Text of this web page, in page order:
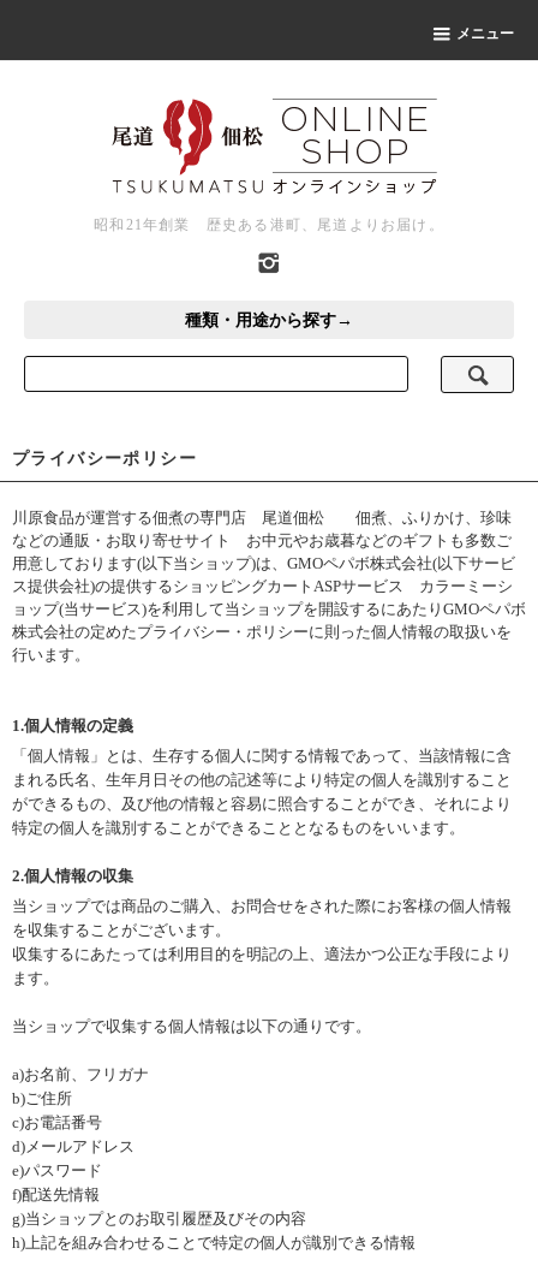
メニュー
昭和21年創業 歴史ある港町、尾道よりお届け。
種類・用途から探す→
プライバシーポリシー
川原食品が運営する佃煮の専門店 尾道佃松 佃煮、ふりかけ、珍味
などの通販・お取り寄せサイト お中元やお歳暮などのギフトも多数ご
用意しております(以下当ショップ)は、 GMOペパボ株式会社(以下サービ
ス提供会社)の提供するショッピングカートASPサービス カラーミーシ
ョップ(当サービス)を利用して当ショップを開設するにあたりGMOペパボ
株式会社の定めたプライバシー・ポリシーに則った個人情報の取扱いを
行います。
1.個人情報の定義
「個人情報」とは、生存する個人に関する情報であって、当該情報に含
まれる氏名、生年月日その他の記述等により特定の個人を識別すること
ができるもの、及び他の情報と容易に照合することができ、それにより
特定の個人を識別することができることとなるものをいいます。
2.個人情報の収集
当ショップでは商品のご購入、お問合せをされた際にお客様の個人情報
を収集することがございます。
収集するにあたっては利用目的を明記の上、適法かつ公正な手段により
ます。
当ショップで収集する個人情報は以下の通りです。
a)お名前、フリガナ
b)ご住所
c)お電話番号
d)メールアドレス
e)パスワード
f)配送先情報
g)当ショップとのお取引履歴及びその内容
h)上記を組み合わせることで特定の個人が識別できる情報